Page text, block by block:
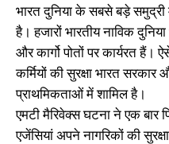
भारत दुनिया के सबसे बड़े
है। हजारों भारतीय नाविक
और कार्गो पोतों पर कार्यरत हैं।
कर्मियों की सुरक्षा भारत
प्राथमिकताओं में शामिल है।
एमटी मैरिवेक्स घटना ने एक बार
एजेंसियां अपने नागरिकों की